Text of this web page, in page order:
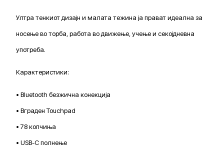
Ултра тенкиот дизајн и малата тежина ја прават идеална за
носење во торба, работа во движење, учење и секојдневна
употреба.
Карактеристики:
• Bluetooth безжична конекција
• Вграден Touchpad
• 78 копчиња
• USB-C полнење